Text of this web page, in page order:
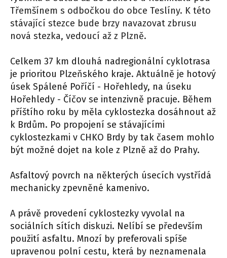
Třemšínem s odbočkou do obce Teslíny. K této
stávající stezce bude brzy navazovat zbrusu
nová stezka, vedoucí až z Plzně.
Celkem 37 km dlouhá nadregionální cyklotrasa
je prioritou Plzeňského kraje. Aktuálně je hotový
úsek Spálené Poříčí - Hořehledy, na úseku
Hořehledy - Číčov se intenzivně pracuje. Během
příštího roku by měla cyklostezka dosáhnout až
k Brdům. Po propojení se stávajícími
cyklostezkami v CHKO Brdy by tak časem mohlo
být možné dojet na kole z Plzně až do Prahy.
Asfaltový povrch na některých úsecích vystřídá
mechanicky zpevněné kamenivo.
A právě provedení cyklostezky vyvolal na
sociálních sítích diskuzi. Nelíbí se především
použití asfaltu. Mnozí by preferovali spíše
upravenou polní cestu, která by neznamenala